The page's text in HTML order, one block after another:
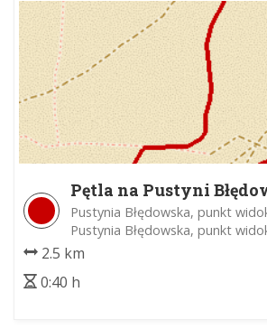
Pętla na Pustyni
Pustynia Błędowska, punkt
Pustynia Błędowska, punkt
2.5 km
0:40 h